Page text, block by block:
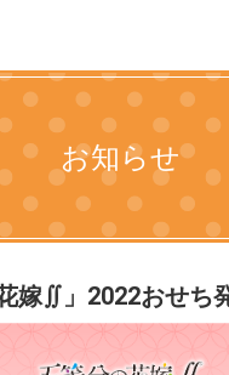
お知らせ
嫁∬」2022おせち